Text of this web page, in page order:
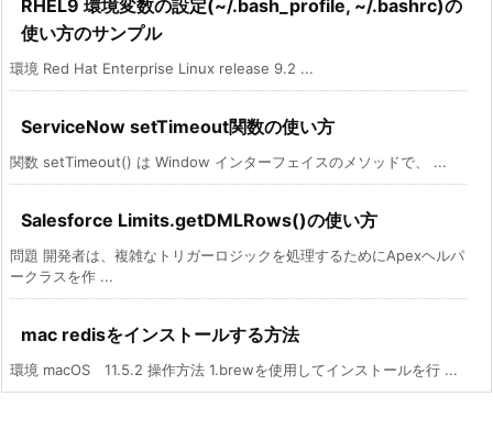
RHEL9 環境変数の設定(~/.bash_profile, ~/.bashrc)の
使い方のサンプル
環境 Red Hat Enterprise Linux release 9.2 ...
ServiceNow setTimeout関数の使い方
関数 setTimeout() は Window インターフェイスのメソッドで、 ...
Salesforce Limits.getDMLRows()の使い方
問題 開発者は、複雑なトリガーロジックを処理するためにApexヘルパ
ークラスを作 ...
mac redisをインストールする方法
環境 macOS 11.5.2 操作方法 1.brewを使用してインストールを行 ...